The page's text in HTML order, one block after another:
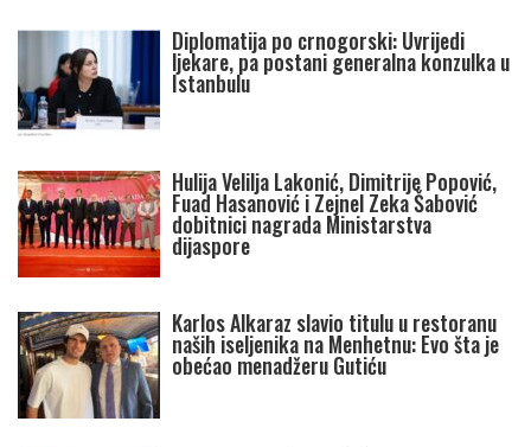
Diplomatija po crnogorski: Uvrijedi
ljekare, pa postani generalna konzulka u
Istanbulu
Hulija Velilja Lakonić, Dimitrije Popović,
Fuad Hasanović i Zejnel Zeka Šabović
dobitnici nagrada Ministarstva
dijaspore
Karlos Alkaraz slavio titulu u restoranu
naših iseljenika na Menhetnu: Evo šta je
obećao menadžeru Gutiću